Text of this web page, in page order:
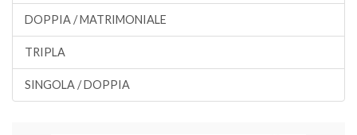
DOPPIA / MATRIMONIALE
TRIPLA
SINGOLA / DOPPIA